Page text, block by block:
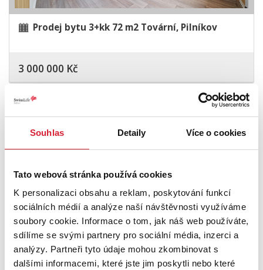
Souhlas Detaily Více o cookies
Tato webová stránka používá cookies
K personalizaci obsahu a reklam, poskytování funkcí
sociálních médií a analýze naší návštěvnosti využíváme
soubory cookie. Informace o tom, jak náš web používáte,
sdílíme se svými partnery pro sociální média, inzerci a
analýzy. Partneři tyto údaje mohou zkombinovat s
dalšími informacemi, které jste jim poskytli nebo které
Prodej bytu 3+kk 72 m2 Tovární, Pilníkov
3 000 000 Kč
Prodej bytu 2+1 52 m2 Smetanova, Chotěboř